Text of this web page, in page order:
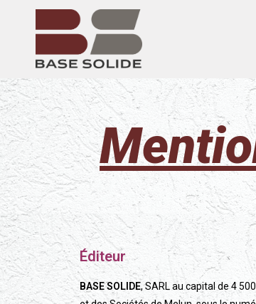
Éditeur
BASE SOLIDE, SARL au capital de 4